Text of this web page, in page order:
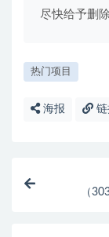
尽快给予删
热门项目
海报
（